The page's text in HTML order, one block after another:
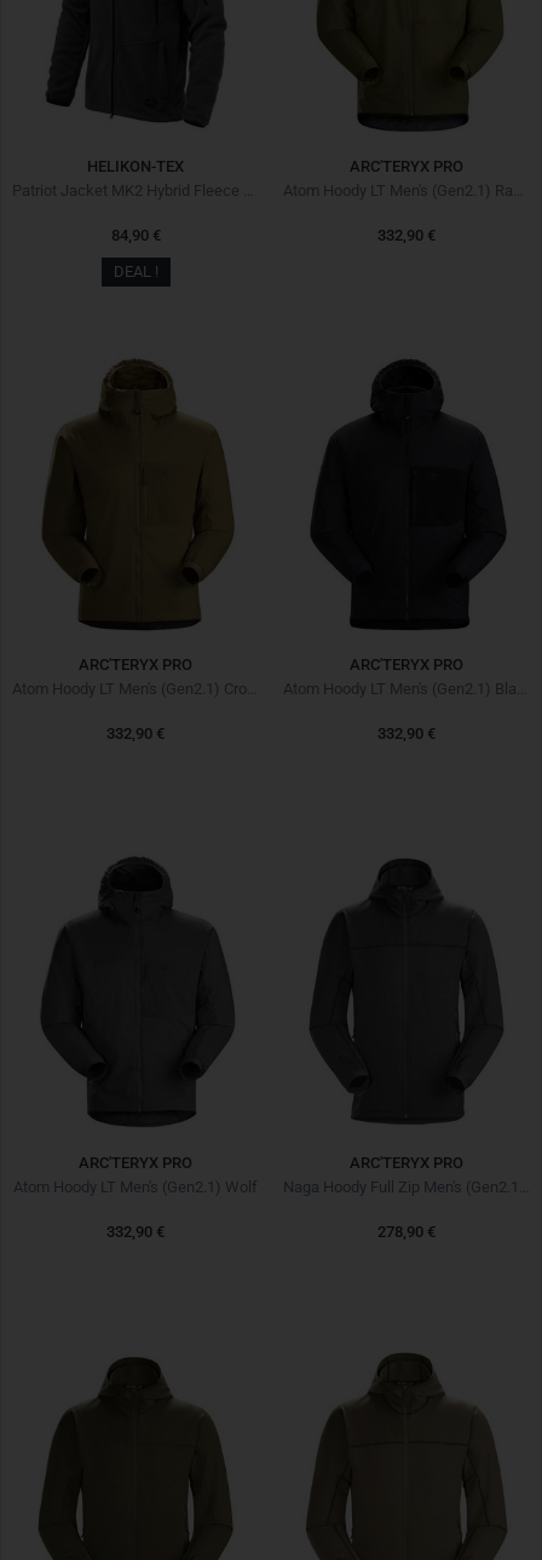
HELIKON-TEX
84,90 €
DEAL !
ARC'TERYX PRO
332,90 €
ARC'TERYX PRO
Atom Hoody LT Men's (Gen2.1) Crocodile
332,90 €
ARC'TERYX PRO
Atom Hoody LT Men's (Gen2.1) Black Noir
332,90 €
ARC'TERYX PRO
Atom Hoody LT Men's (Gen2.1) Wolf
332,90 €
ARC'TERYX PRO
Naga Hoody Full Zip Men's (Gen2.1) Wolf
278,90 €